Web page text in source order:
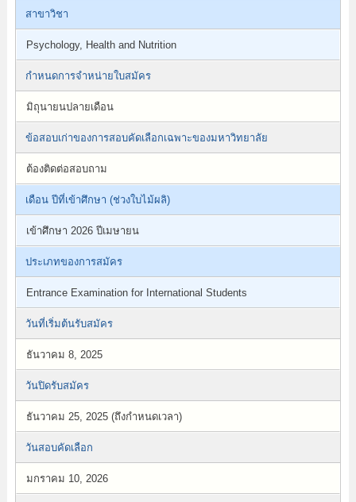
สาขาวิชา
Psychology, Health and Nutrition
กำหนดการจำหน่ายใบสมัคร
มิถุนายนปลายเดือน
ข้อสอบเก่าของการสอบคัดเลือกเฉพาะของมหาวิทยาลัย
ต้องติดต่อสอบถาม
เดือน ปีที่เข้าศึกษา (ช่วงใบไม้ผลิ)
เข้าศึกษา 2026 ปีเมษายน
ประเภทของการสมัคร
Entrance Examination for International Students
วันที่เริ่มต้นรับสมัคร
ธันวาคม 8, 2025
วันปิดรับสมัคร
ธันวาคม 25, 2025 (ถึงกำหนดเวลา)
วันสอบคัดเลือก
มกราคม 10, 2026